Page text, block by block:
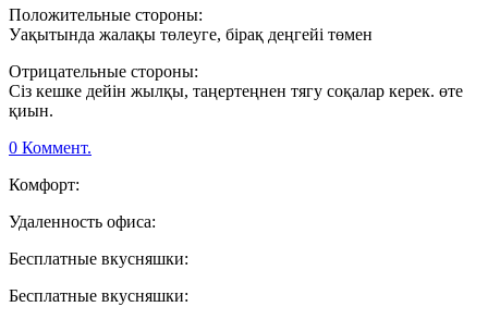
Положительные стороны:
Уақытында жалақы төлеуге, бірақ деңгейі төмен
Отрицательные стороны:
Сіз кешке дейін жылқы, таңертеңнен тягу соқалар керек. өте
қиын.
0 Коммент.
Комфорт:
Удаленность офиса:
Бесплатные вкусняшки:
Бесплатные вкусняшки: